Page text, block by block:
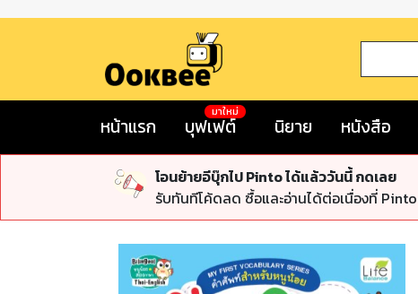
หน้าแรก บุฟเฟต์
มาใหม่
นิยาย หนังสือ
โอนย้ายอีบุ๊กไป Pinto ได้แล้ววันนี้ กดเลย
รับทันทีโค้ดลด ซื้อและอ่านได้ต่อเนื่องที่ Pinto